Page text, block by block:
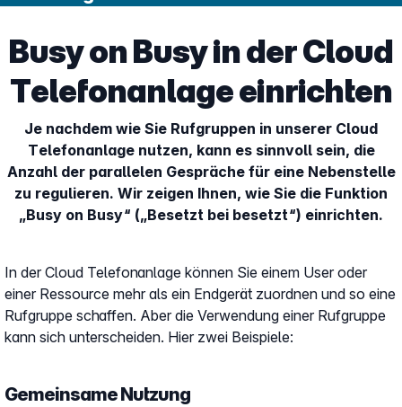
Busy on Busy in der Cloud
Telefonanlage einrichten
Je nachdem wie Sie Rufgruppen in unserer Cloud
Telefonanlage nutzen, kann es sinnvoll sein, die
Anzahl der parallelen Gespräche für eine Nebenstelle
zu regulieren. Wir zeigen Ihnen, wie Sie die Funktion
„Busy on Busy“ („Besetzt bei besetzt“) einrichten.
In der Cloud Telefonanlage können Sie einem User oder
einer Ressource mehr als ein Endgerät zuordnen und so eine
Rufgruppe schaffen. Aber die Verwendung einer Rufgruppe
kann sich unterscheiden. Hier zwei Beispiele:
Gemeinsame Nutzung